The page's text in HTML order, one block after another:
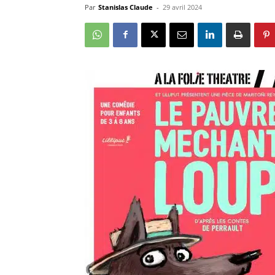
Par Stanislas Claude - 29 avril 2024